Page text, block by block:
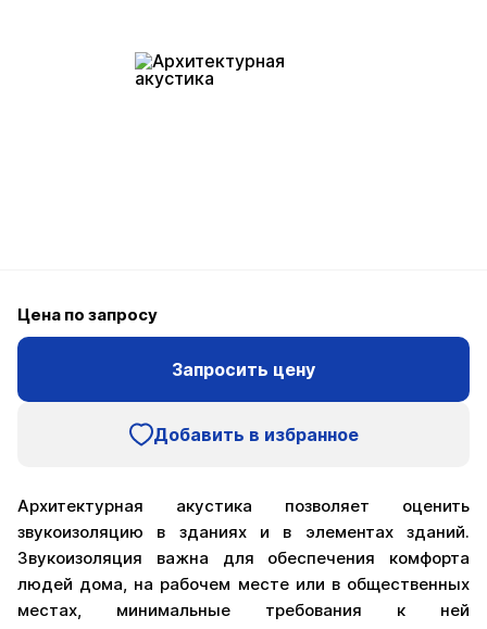
Цена по запросу
Запросить цену
Добавить в избранное
Архитектурная акустика позволяет оценить
звукоизоляцию в зданиях и в элементах зданий.
Звукоизоляция важна для обеспечения комфорта
людей дома, на рабочем месте или в общественных
местах, минимальные требования к ней